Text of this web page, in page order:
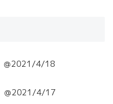
＠2021/4/18
＠2021/4/17